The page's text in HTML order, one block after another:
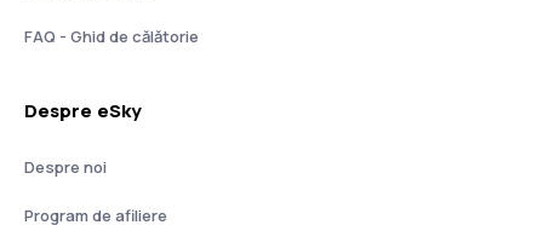
FAQ - Ghid de călătorie
Despre eSky
Despre noi
Program de afiliere